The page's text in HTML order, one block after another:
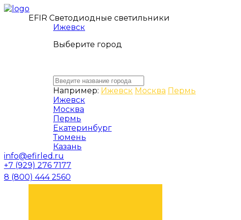
EFIR Светодиодные светильники
Ижевск
Выберите город
Например: Ижевск Москва Пермь
Ижевск
Москва
Пермь
Екатеринбург
Тюмень
Казань
info@efirled.ru
+7 (929) 276 7177
8 (800) 444 2560